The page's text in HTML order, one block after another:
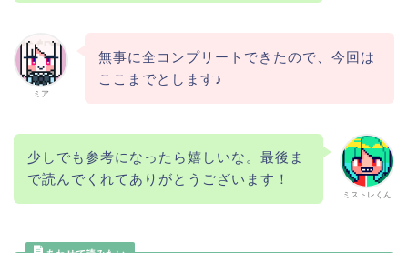
ミア
無事に全コンプリートできたので、今回は
ここまでとします♪
ミストレくん
少しでも参考になったら嬉しいな。最後ま
で読んでくれてありがとうございます！